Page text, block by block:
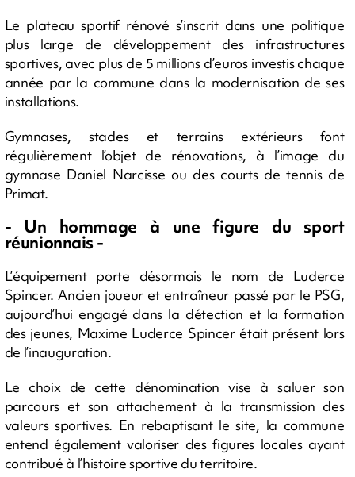
Le plateau sportif rénové s’inscrit dans une politique
plus large de développement des infrastructures
sportives, avec plus de 5 millions d’euros investis chaque
année par la commune dans la modernisation de ses
installations.
Gymnases, stades et terrains extérieurs font
régulièrement l’objet de rénovations, à l’image du
gymnase Daniel Narcisse ou des courts de tennis de
Primat.
- Un hommage à une figure du sport
réunionnais -
L’équipement porte désormais le nom de Luderce
Spincer. Ancien joueur et entraîneur passé par le PSG,
aujourd’hui engagé dans la détection et la formation
des jeunes, Maxime Luderce Spincer était présent lors
de l’inauguration.
Le choix de cette dénomination vise à saluer son
parcours et son attachement à la transmission des
valeurs sportives. En rebaptisant le site, la commune
entend également valoriser des figures locales ayant
contribué à l’histoire sportive du territoire.